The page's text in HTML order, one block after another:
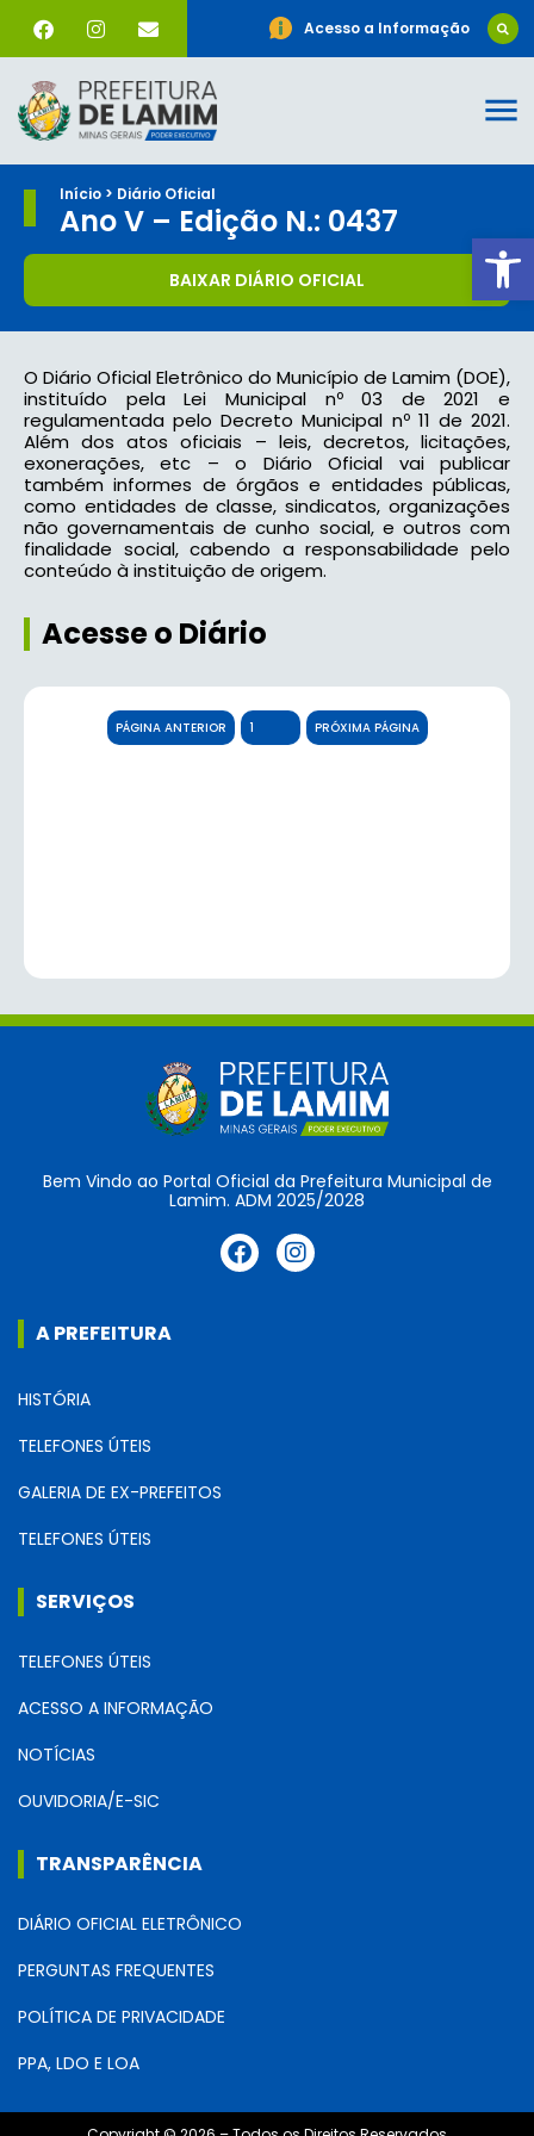
Acesso a Informação
Início > Diário Oficial
Ano V – Edição N.: 0437
BAIXAR DIÁRIO OFICIAL
O Diário Oficial Eletrônico do Município de Lamim (DOE),
instituído pela Lei Municipal nº 03 de 2021 e
regulamentada pelo Decreto Municipal nº 11 de 2021.
Além dos atos oficiais – leis, decretos, licitações,
exonerações, etc – o Diário Oficial vai publicar
também informes de órgãos e entidades públicas,
como entidades de classe, sindicatos, organizações
não governamentais de cunho social, e outros com
finalidade social, cabendo a responsabilidade pelo
conteúdo à instituição de origem.
Acesse o Diário
PÁGINA ANTERIOR PRÓXIMA PÁGINA
Bem Vindo ao Portal Oficial da Prefeitura Municipal de
Lamim. ADM 2025/2028
A PREFEITURA
HISTÓRIA
TELEFONES ÚTEIS
GALERIA DE EX-PREFEITOS
TELEFONES ÚTEIS
SERVIÇOS
TELEFONES ÚTEIS
ACESSO A INFORMAÇÃO
NOTÍCIAS
OUVIDORIA/E-SIC
TRANSPARÊNCIA
DIÁRIO OFICIAL ELETRÔNICO
PERGUNTAS FREQUENTES
POLÍTICA DE PRIVACIDADE
PPA, LDO E LOA